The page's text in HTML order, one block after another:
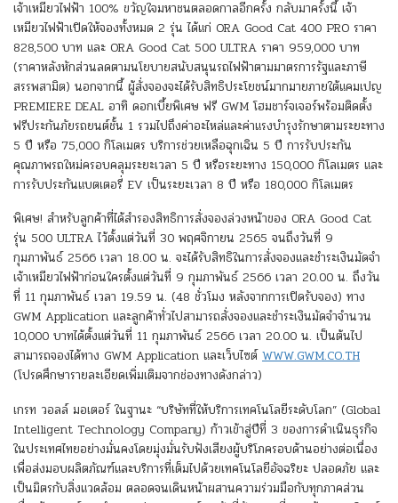
เจ้าเหมียวไฟฟ้า 100% ขวัญใจมหาชนตลอดกาลอีกครั้ง กลับมาครั้งนี้ เจ้า
เหมียวไฟฟ้าเปิดให้จองทั้งหมด 2 รุ่น ได้แก่ ORA Good Cat 400 PRO ราคา
828,500 บาท และ ORA Good Cat 500 ULTRA ราคา 959,000 บาท
(ราคาหลังหักส่วนลดตามนโยบายสนับสนุนรถไฟฟ้าตามมาตรการรัฐและภาษี
สรรพสามิต) นอกจากนี้ ผู้สั่งจองจะได้รับสิทธิประโยชน์มากมายภายใต้แคมเปญ
PREMIERE DEAL อาทิ ดอกเบี้ยพิเศษ ฟรี GWM โฮมชาร์จเจอร์พร้อมติดตั้ง
ฟรีประกันภัยรถยนต์ชั้น 1 รวมไปถึงค่าอะไหล่และค่าแรงบำรุงรักษาตามระยะทาง
5 ปี หรือ 75,000 กิโลเมตร บริการช่วยเหลือฉุกเฉิน 5 ปี การรับประกัน
คุณภาพรถใหม่ครอบคลุมระยะเวลา 5 ปี หรือระยะทาง 150,000 กิโลเมตร และ
การรับประกันแบตเตอรี่ EV เป็นระยะเวลา 8 ปี หรือ 180,000 กิโลเมตร
พิเศษ! สำหรับลูกค้าที่ได้สำรองสิทธิการสั่งจองล่วงหน้าของ ORA Good Cat
รุ่น 500 ULTRA ไว้ตั้งแต่วันที่ 30 พฤศจิกายน 2565 จนถึงวันที่ 9
กุมภาพันธ์ 2566 เวลา 18.00 น. จะได้รับสิทธิในการสั่งจองและชำระเงินมัดจำ
เจ้าเหมียวไฟฟ้าก่อนใครตั้งแต่วันที่ 9 กุมภาพันธ์ 2566 เวลา 20.00 น. ถึงวัน
ที่ 11 กุมภาพันธ์ เวลา 19.59 น. (48 ชั่วโมง หลังจากการเปิดรับจอง) ทาง
GWM Application และลูกค้าทั่วไปสามารถสั่งจองและชำระเงินมัดจำจำนวน
10,000 บาทได้ตั้งแต่วันที่ 11 กุมภาพันธ์ 2566 เวลา 20.00 น. เป็นต้นไป
สามารถจองได้ทาง GWM Application และเว็บไซต์WWW.GWM.CO.TH
(โปรดศึกษารายละเอียดเพิ่มเติมจากช่องทางดังกล่าว)
เกรท วอลล์ มอเตอร์ ในฐานะ “บริษัทที่ให้บริการเทคโนโลยีระดับโลก”​ (Global
Intelligent Technology Company) ก้าวเข้าสู่ปีที่ 3 ของการดำเนินธุรกิจ
ในประเทศไทยอย่างมั่นคงโดยมุ่งมั่นรับฟังเสียงผู้บริโภครอบด้านอย่างต่อเนื่อง
เพื่อส่งมอบผลิตภัณฑ์และบริการที่เต็มไปด้วยเทคโนโลยีอัจฉริยะ ปลอดภัย และ
เป็นมิตรกับสิ่งแวดล้อม ตลอดจนเดินหน้าผสานความร่วมมือกับทุกภาคส่วน